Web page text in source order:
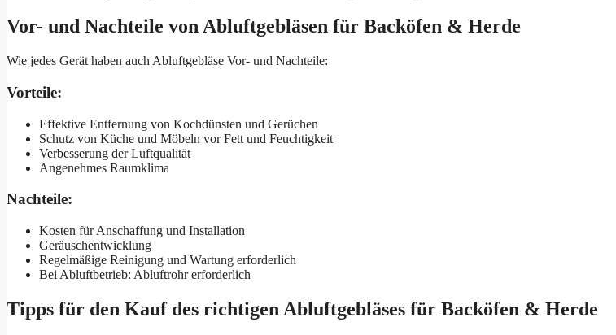
Vor- und Nachteile von Abluftgebläsen für Backöfen & Herde
Wie jedes Gerät haben auch Abluftgebläse Vor- und Nachteile:
Vorteile:
Effektive Entfernung von Kochdünsten und Gerüchen
Schutz von Küche und Möbeln vor Fett und Feuchtigkeit
Verbesserung der Luftqualität
Angenehmes Raumklima
Nachteile:
Kosten für Anschaffung und Installation
Geräuschentwicklung
Regelmäßige Reinigung und Wartung erforderlich
Bei Abluftbetrieb: Abluftrohr erforderlich
Tipps für den Kauf des richtigen Abluftgebläses für Backöfen & Herde